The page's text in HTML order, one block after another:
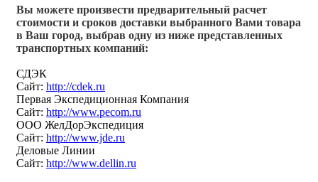
Вы можете произвести предварительный расчет
стоимости и сроков доставки выбранного Вами товара
в Ваш город, выбрав одну из ниже представленных
транспортных компаний:
СДЭК
Сайт: http://cdek.ru
Первая Экспедиционная Компания
Сайт: http://www.pecom.ru
ООО ЖелДорЭкспедиция
Сайт: http://www.jde.ru
Деловые Линии
Сайт: http://www.dellin.ru